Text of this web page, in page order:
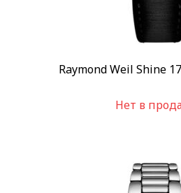
Raymond Weil Shine
Нет в